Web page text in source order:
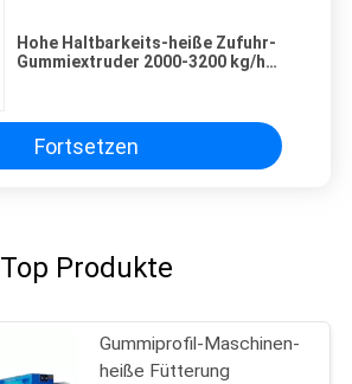
Hohe Haltbarkeits-heiße Zufuhr-
Gummiextruder 2000-3200 kg/h
Fortsetzen
Top Produkte
Gummiprofil-Maschinen-
heiße Fütterung